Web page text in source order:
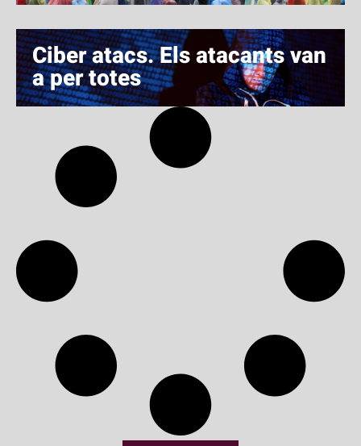
Ciber atacs. Els atacants van
a per totes